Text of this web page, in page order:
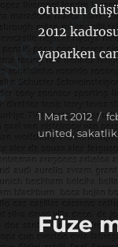
otursun
2012
yaparken
Yayın
tarihi
1 Mart 2012
united, sakatlik,
Füze